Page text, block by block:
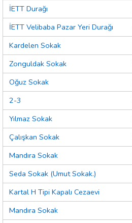
İETT Durağı
İETT Velibaba Pazar Yeri Durağı
Kardelen Sokak
Zonguldak Sokak
Oğuz Sokak
2-3
Yılmaz Sokak
Çalışkan Sokak
Mandıra Sokak
Seda Sokak (Umut Sokak.)
Kartal H Tipi Kapalı Cezaevi
Mandıra Sokak